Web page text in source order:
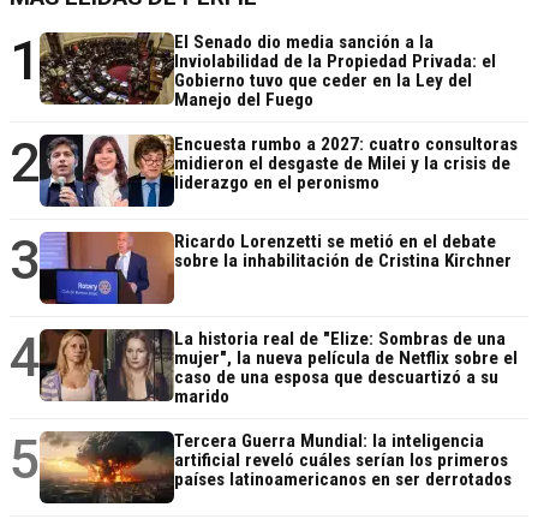
1
El Senado dio media sanción a la
Inviolabilidad de la Propiedad Privada: el
Gobierno tuvo que ceder en la Ley del
Manejo del Fuego
2
Encuesta rumbo a 2027: cuatro consultoras
midieron el desgaste de Milei y la crisis de
liderazgo en el peronismo
3
Ricardo Lorenzetti se metió en el debate
sobre la inhabilitación de Cristina Kirchner
4
La historia real de "Elize: Sombras de una
mujer", la nueva película de Netflix sobre el
caso de una esposa que descuartizó a su
marido
5
Tercera Guerra Mundial: la inteligencia
artificial reveló cuáles serían los primeros
países latinoamericanos en ser derrotados